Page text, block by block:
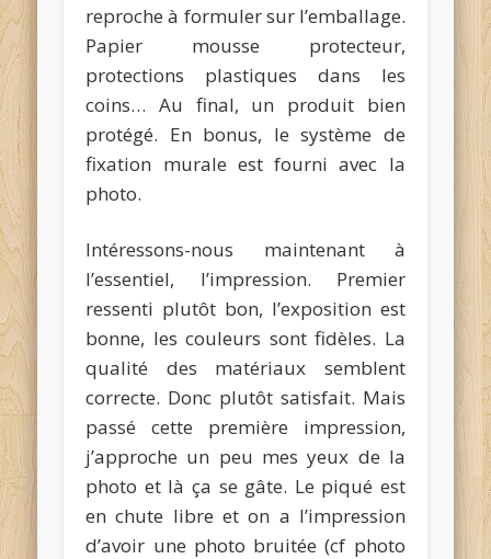
reproche à formuler sur l’emballage.
Papier mousse protecteur,
protections plastiques dans les
coins… Au final, un produit bien
protégé. En bonus, le système de
fixation murale est fourni avec la
photo.
Intéressons-nous maintenant à
l’essentiel, l’impression. Premier
ressenti plutôt bon, l’exposition est
bonne, les couleurs sont fidèles. La
qualité des matériaux semblent
correcte. Donc plutôt satisfait. Mais
passé cette première impression,
j’approche un peu mes yeux de la
photo et là ça se gâte. Le piqué est
en chute libre et on a l’impression
d’avoir une photo bruitée (cf photo